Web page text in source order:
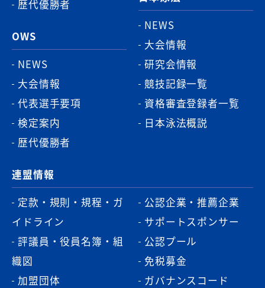
歴代優勝者
OWS
NEWS
大会情報
代表選手要項
検定案内
歴代優勝者
NEWS
大会情報
研究会情報
競技記録一覧
資格審査登録者一覧
日本泳法概説
連盟情報
定款・規則・規程・ガ
イドライン
評議員・役員名簿・組
織図
加盟団体
公認企業・推薦企業
サポートスポンサー
公認プール
免税募金
ガバナンスコード